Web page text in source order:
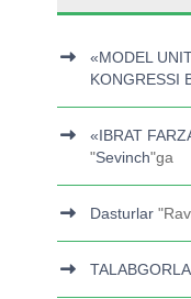
«MODEL
KONGRESSI
«IBRAT
"Sevinch"ga
Dasturlar "